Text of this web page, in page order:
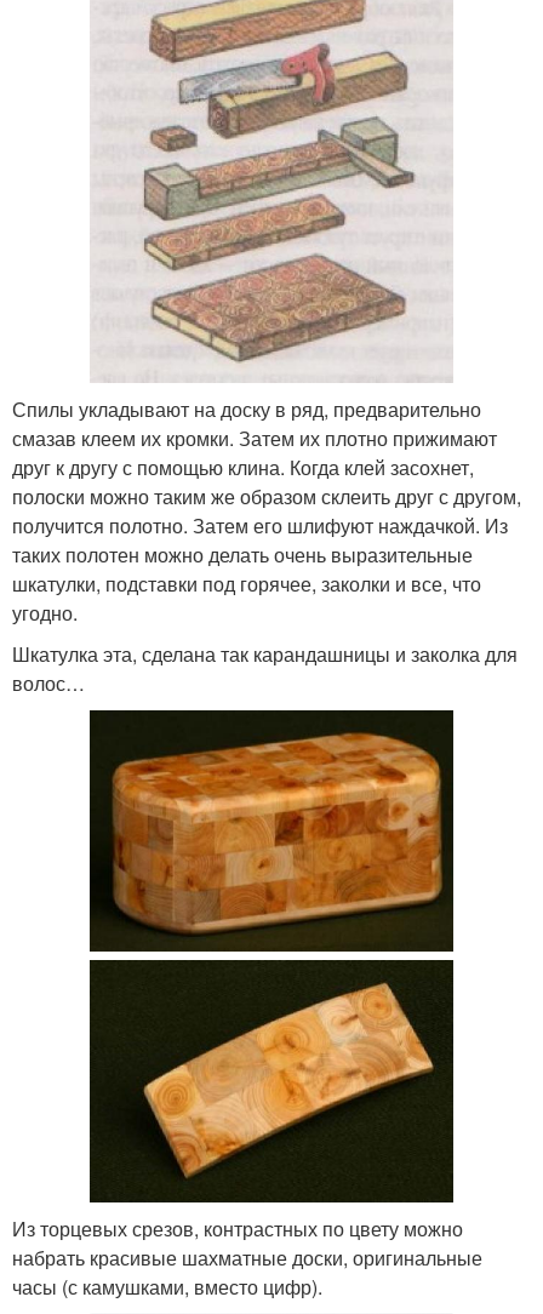
Спилы укладывают на доску в ряд, предварительно
смазав клеем их кромки. Затем их плотно прижимают
друг к другу с помощью клина. Когда клей засохнет,
полоски можно таким же образом склеить друг с другом,
получится полотно. Затем его шлифуют наждачкой. Из
таких полотен можно делать очень выразительные
шкатулки, подставки под горячее, заколки и все, что
угодно.
Шкатулка эта, сделана так карандашницы и заколка для
волос…
Из торцевых срезов, контрастных по цвету можно
набрать красивые шахматные доски, оригинальные
часы (с камушками, вместо цифр).